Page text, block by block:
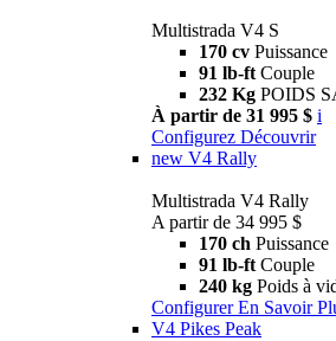
Multistrada V4 S
170 cv Puissance
91 lb-ft Couple
232 Kg POIDS
À partir de 31 995 $ i
Configurez Découvrir
new V4 Rally
Multistrada V4 Rally
A partir de 34 995 $
170 ch Puissance
91 lb-ft Couple
240 kg Poids à
Configurer En Savoir
V4 Pikes Peak